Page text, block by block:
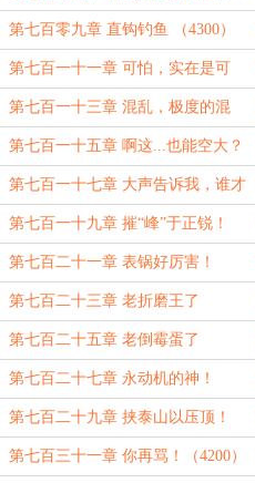
第七百零九章 直钩钓鱼 （4300）
第七百一十一章 可怕，实在是可
怕！
第七百一十三章 混乱，极度的混
乱！
第七百一十五章 啊这...也能空大？
（4300）
第七百一十七章 大声告诉我，谁才
是永远滴神！
第七百一十九章 摧“峰”于正锐！
（下）
第七百二十一章 表锅好厉害！
第七百二十三章 老折磨王了
第七百二十五章 老倒霉蛋了
第七百二十七章 永动机的神！
第七百二十九章 挟泰山以压顶！
第七百三十一章 你再骂！（4200）